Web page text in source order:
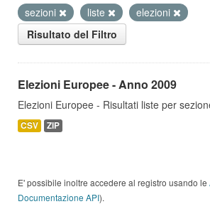
sezioni
liste
elezioni
Risultato del Filtro
Elezioni Europee - Anno 2009
Elezioni Europee - Risultati liste per
CSV ZIP
E' possibile inoltre accedere al registro usando le
Documentazione API).